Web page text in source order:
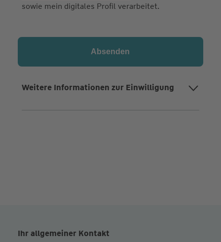
sowie mein digitales Profil verarbeitet.
Weitere Informationen zur Einwilligung
Ihr allgemeiner Kontakt